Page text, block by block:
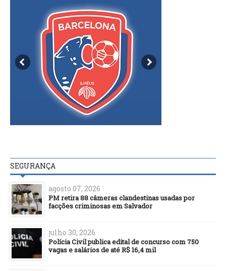
SEGURANÇA
agosto 07, 2026
PM retira 88 câmeras clandestinas usadas por
facções criminosas em Salvador
julho 30, 2026
Polícia Civil publica edital de concurso com 750
vagas e salários de até R$ 16,4 mil